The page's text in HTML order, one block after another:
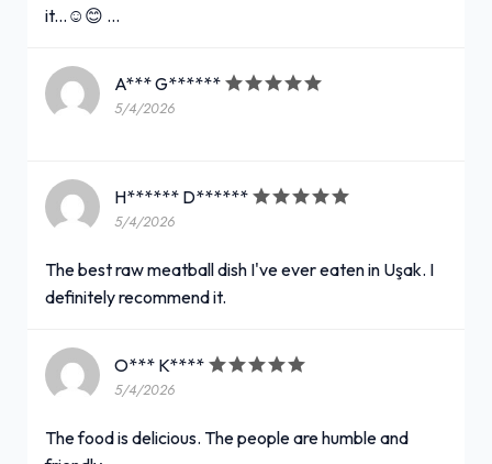
it...☺️😊 …
A*** G******
5/4/2026
H****** D******
5/4/2026
The best raw meatball dish I've ever eaten in Uşak. I
definitely recommend it.
O*** K****
5/4/2026
The food is delicious. The people are humble and